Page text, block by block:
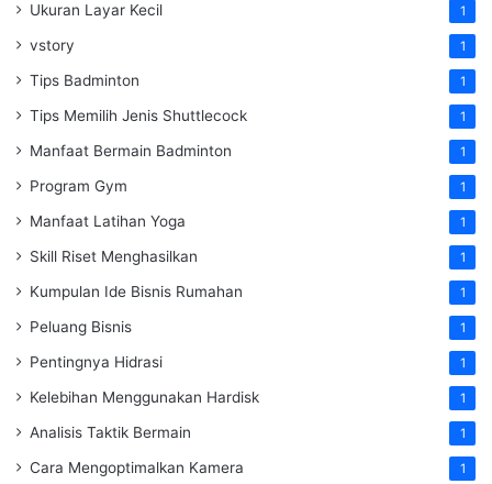
Ukuran Layar Kecil 1
vstory 1
Tips Badminton 1
Tips Memilih Jenis Shuttlecock 1
Manfaat Bermain Badminton 1
Program Gym 1
Manfaat Latihan Yoga 1
Skill Riset Menghasilkan 1
Kumpulan Ide Bisnis Rumahan 1
Peluang Bisnis 1
Pentingnya Hidrasi 1
Kelebihan Menggunakan Hardisk 1
Analisis Taktik Bermain 1
Cara Mengoptimalkan Kamera 1